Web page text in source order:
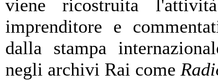
viene ricostruita
imprenditore e
dalla stampa
negli archivi Rai come